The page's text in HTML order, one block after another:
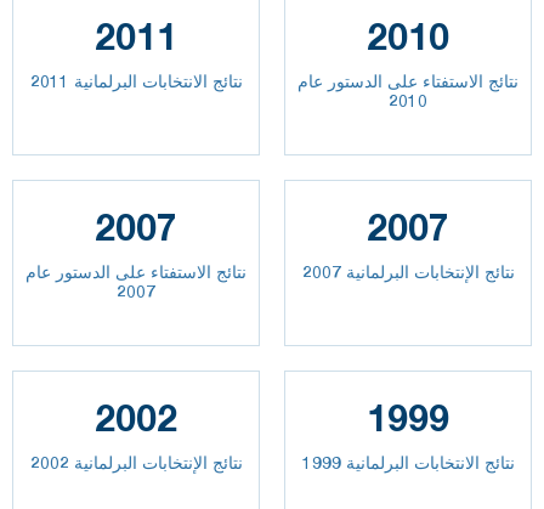
2011
نتائج الانتخابات البرلمانية 2011
2010
نتائج الاستفتاء على الدستور عام
2010
2007
نتائج الاستفتاء على الدستور عام
2007
2007
نتائج الإنتخابات البرلمانية 2007
2002
نتائج الإنتخابات البرلمانية 2002
1999
نتائج الانتخابات البرلمانية 1999